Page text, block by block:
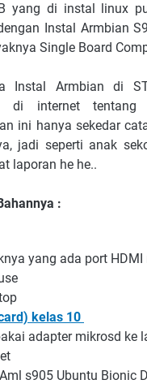
yang di instal linux
Instal Armbian
Single Board
Instal Armbian di
di internet tentang
ini hanya sekedar
jadi seperti anak
laporan he he..
:
yang ada port HDMI
kelas 10
adapter mikrosd ke
s905 Ubuntu Bionic